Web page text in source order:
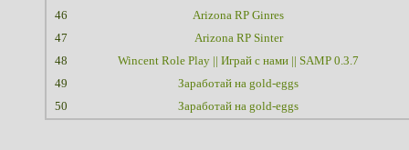
46
Arizona RP Ginres
47
Arizona RP Sinter
48
Wincent Role Play || Играй с нами || SAMP 0.3.7
49
Заработай на gold-eggs
50
Заработай на gold-eggs